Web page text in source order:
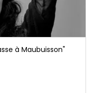
à Maubuisson"